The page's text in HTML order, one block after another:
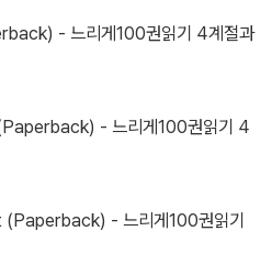
- 느리게100권읽기 4계절과
- 느리게100권읽기 4
- 느리게100권읽기